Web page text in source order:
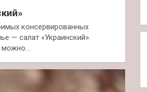
консервированных
— салат «Украинский».
можно…